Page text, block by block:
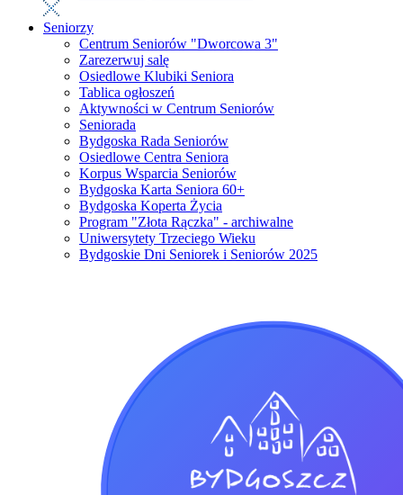
Seniorzy
Centrum Seniorów "Dworcowa 3"
Zarezerwuj salę
Osiedlowe Klubiki Seniora
Tablica ogłoszeń
Aktywności w Centrum Seniorów
Seniorada
Bydgoska Rada Seniorów
Osiedlowe Centra Seniora
Korpus Wsparcia Seniorów
Bydgoska Karta Seniora 60+
Bydgoska Koperta Życia
Program "Złota Rączka" - archiwalne
Uniwersytety Trzeciego Wieku
Bydgoskie Dni Seniorek i Seniorów 2025